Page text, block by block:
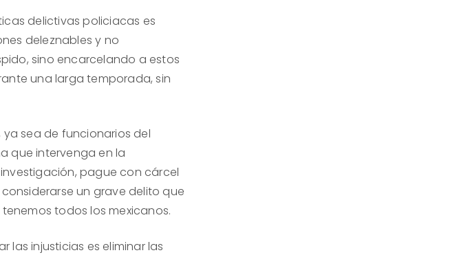
delictivas policiacas es
deleznables y no
sino encarcelando a estos
una larga temporada, sin
ya sea de funcionarios del
que intervenga en la
pague con cárcel
un grave delito que
todos los mexicanos.
las injusticias es eliminar las